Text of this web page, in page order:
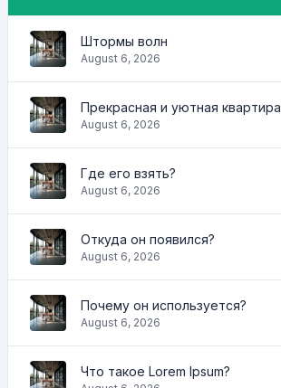
Штормы волн
August 6, 2026
Прекрасная и уютная квартира
August 6, 2026
Где его взять?
August 6, 2026
Откуда он появился?
August 6, 2026
Почему он используется?
August 6, 2026
Что такое Lorem Ipsum?